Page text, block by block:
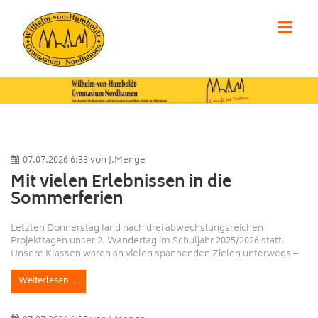
07.07.2026 6:33vonJ.Menge
Mit vielen Erlebnissen in die
Sommerferien
Letzten Donnerstag fand nach drei abwechslungsreichen
Projekttagen unser 2. Wandertag im Schuljahr 2025/2026 statt.
Unsere Klassen waren an vielen spannenden Zielen unterwegs –
unter anderem bei:📍 einer Stadtrallye in Erfurt🤸 einem Besuch im
MyJump Trampolinpark in Erfurt🌸 der Landesgartenschau in
Leinefelde🎨 einem kreativen Workshop in der Jugendkunstschule
Weiterlesen …